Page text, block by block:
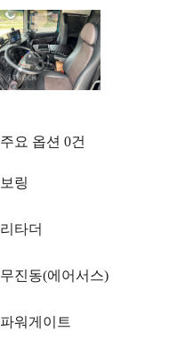
주요 옵션 0건
보링
리타더
무진동(에어서스)
파워게이트